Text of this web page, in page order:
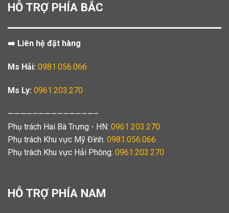
HỖ TRỢ PHÍA BẮC
➡️ Liên hệ đặt hàng
Ms Hải: 0981.056.066
Ms Ly: 0961.203.270
——————————————–
Phụ trách Hai Bà Trưng - HN: 0961.203.270
Phụ trách Khu vực Mỹ Đình: 0981.056.066
Phụ trách Khu vực Hải Phòng: 0961.203.270
HỖ TRỢ PHÍA NAM